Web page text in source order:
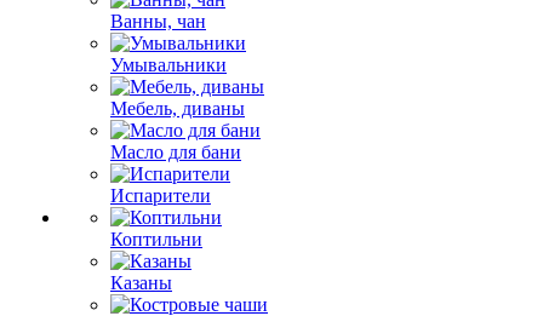
Ванны, чан
Умывальники
Мебель, диваны
Масло для бани
Испарители
Коптильни
Казаны